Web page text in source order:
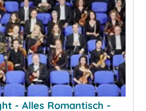
- Alles Romantisch -